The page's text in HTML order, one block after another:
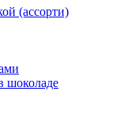
(ассорти)
шоколаде